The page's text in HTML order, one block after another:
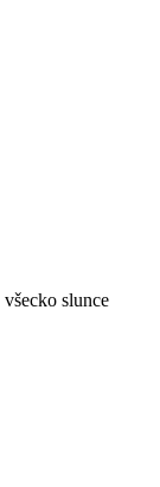
slunce